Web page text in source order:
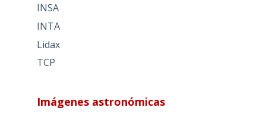
INSA
INTA
Lidax
TCP
Imágenes astronómicas